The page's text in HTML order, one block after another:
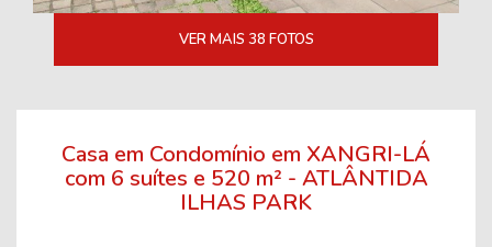
VER MAIS 38 FOTOS
Casa em Condomínio em XANGRI-LÁ
com 6 suítes e 520 m² - ATLÂNTIDA
ILHAS PARK